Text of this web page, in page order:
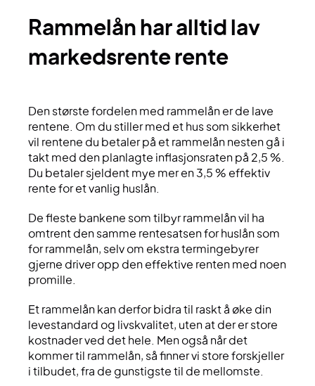
rammelån har alltid lav
markedsrente rente
Den største fordelen med rammelån er de lave
rentene. Om du stiller med et hus som sikkerhet
vil rentene du betaler på et rammelån nesten gå i
takt med den planlagte inflasjonsraten på 2,5 %.
Du betaler sjeldent mye mer en 3,5 % effektiv
rente for et vanlig huslån.
De fleste bankene som tilbyr rammelån vil ha
omtrent den samme rentesatsen for huslån som
for rammelån, selv om ekstra termingebyrer
gjerne driver opp den effektive renten med noen
promille.
Et rammelån kan derfor bidra til raskt å øke din
levestandard og livskvalitet, uten at der er store
kostnader ved det hele. Men også når det
kommer til rammelån, så finner vi store forskjeller
i tilbudet, fra de gunstigste til de mellomste.